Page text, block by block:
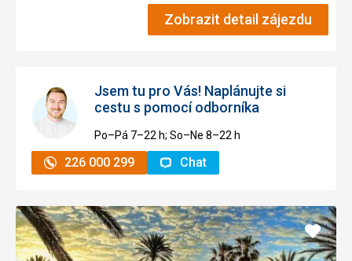
Zobrazit detail zájezdu
Jsem tu pro Vás! Naplánujte si
cestu s pomocí odborníka
Po–Pá 7–⁠⁠⁠⁠⁠⁠22 h; So–Ne 8–⁠⁠⁠⁠⁠⁠22 h
226 000 299 Chat
Přidat
do